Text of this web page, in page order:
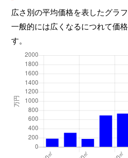
広さ別の平均価格を表したグラフ
一般的には広くなるにつれて価
す。